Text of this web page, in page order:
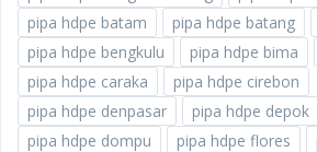
pipa hdpe batam
pipa hdpe batang
pipa hdpe bengkulu
pipa hdpe bima
pipa hdpe caraka
pipa hdpe cirebon
pipa hdpe denpasar
pipa hdpe depok
pipa hdpe dompu
pipa hdpe flores